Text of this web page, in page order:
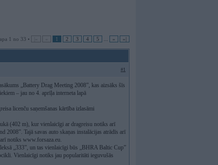
1 no 33 • |« « 1 2 3 4 5 » »|
#1
„Battery Drag Meeting 2008”, kas aizsāks šīs
– jau no 4. aprīļa interneta lapā
licenču saņemšanas kārtība izlasāmi
(402 m), kur vienlaicīgi ar dragreisu notiks arī
2008”. Tajā savas auto skaņas instalācijas atrādīs arī
notiks www.forsaza.eu.
„333”, un tas vienlaicīgi būs „BHRA Baltic Cup”
Vienlaicīgi notiks jau popularitāti ieguvušās